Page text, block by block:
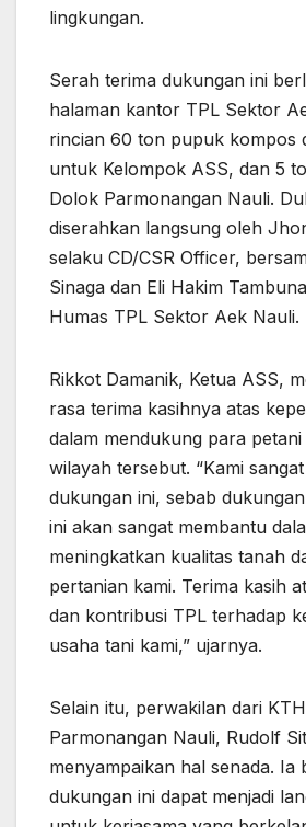
lingkungan.
Serah terima dukungan ini
halaman kantor TPL Sektor
rincian 60 ton pupuk kompos
untuk Kelompok ASS, dan 5
Dolok Parmonangan Nauli.
diserahkan langsung oleh
selaku CD/CSR Officer,
Sinaga dan Eli Hakim
Humas TPL Sektor Aek Nauli.
Rikkot Damanik, Ketua ASS,
rasa terima kasihnya atas
dalam mendukung para
wilayah tersebut. “Kami
dukungan ini, sebab
ini akan sangat membantu
meningkatkan kualitas tanah
pertanian kami. Terima kasih
dan kontribusi TPL terhadap
usaha tani kami,” ujarnya.
Selain itu, perwakilan dari
Parmonangan Nauli, Rudolf
menyampaikan hal senada. Ia
dukungan ini dapat menjadi